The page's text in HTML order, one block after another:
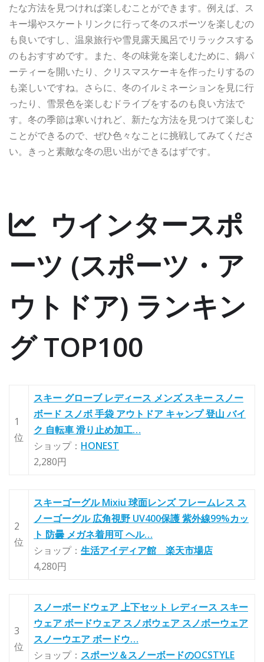
たな方法を見つければ楽しむことができます。例えば、ス
キー場やスケートリンクに行って冬のスポーツを楽しむの
も良いですし、温泉旅行や雪見露天風呂でリラックスする
のもおすすめです。また、冬の味覚を楽しむために、鍋パ
ーティーを開いたり、クリスマスケーキを作ったりするの
も楽しいですね。さらに、冬のイルミネーションを見に行
ったり、雪景色を楽しむドライブをするのも良い方法で
す。冬の季節は寒いけれど、新たな方法を見つけて楽しむ
ことができるので、ぜひ色々なことに挑戦してみてくださ
い。きっと素敵な冬の思い出ができるはずです。
ウインタースポ
ーツ (スポーツ・ア
ウトドア) ランキン
グ TOP100
1
位
スキー グローブ レディース メンズ スキー スノー
ボード スノボ 手袋 アウトドア キャンプ 登山 バイ
ク 自転車 滑り止め加工…
ショップ： HONEST
2,280円
2
位
スキーゴーグル Mixiu 球面レンズ フレームレス ス
ノーゴーグル 広角視野 UV400保護 紫外線99%カッ
ト 防曇 メガネ着用可 ヘル…
ショップ： 生活アイディア館 楽天市場店
4,280円
3
位
スノーボードウェア 上下セット レディース スキー
ウェア ボードウェア スノボウェア スノボーウェア
スノーウエア ボードウ…
ショップ： スポーツ＆スノーボードのOCSTYLE